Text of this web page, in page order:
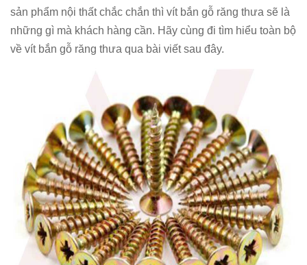
sản phẩm nội thất chắc chắn thì vít bắn gỗ răng thưa sẽ là
những gì mà khách hàng cần. Hãy cùng đi tìm hiểu toàn bộ
về vít bắn gỗ răng thưa qua bài viết sau đây.